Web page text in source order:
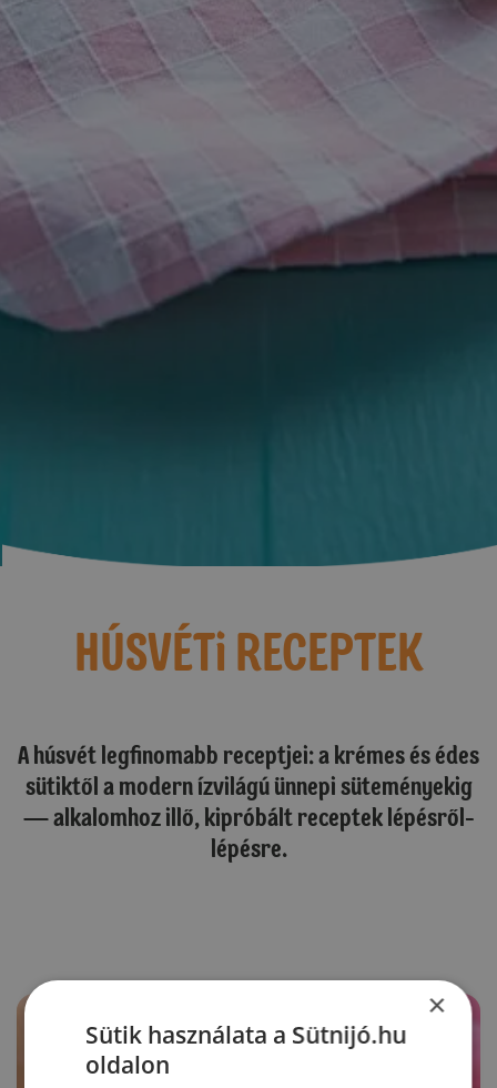
HÚSVÉTi RECEPTEK
A húsvét legfinomabb receptjei: a krémes és édes
sütiktől a modern ízvilágú ünnepi süteményekig
— alkalomhoz illő, kipróbált receptek lépésről-
lépésre.
×
Sütik használata a Sütnijó.hu
oldalon